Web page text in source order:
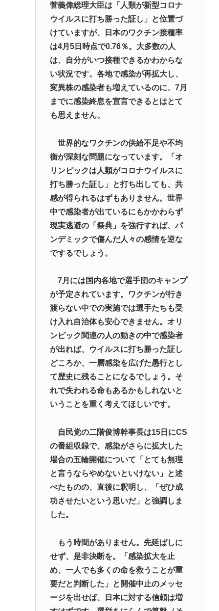
いですwww」←こいつが不人気な理由
「片親の女だけはやめとけ」という風潮、広まりつ
Powered by livedoor 相互RSS
菅義偉総理大臣は「人類が新型コロナ
ウイルスに打ち勝った証し」と位置づ
けていますが、日本のワクチン接種率
は4月5日時点で0.76％。大多数の人
は、自分がいつ接種できるかわからな
い状況です。各地で感染が再拡大し、
変異株の感染者も増えているのに、7月
までに感染終息を宣言できるとはとて
も思えません。
世界的なワクチンの供給不足や不均
衡が深刻な問題になっています。「オ
リンピックは人類がコロナウイルスに
打ち勝った証し」と打ち出しても、共
感が得られるはずもありません。世界
中で感染者が出ているにもかかわらず
現実逃避の「祭典」を強行すれば、パ
ンデミックで傷んだ人々の感情を逆な
でするでしょう。
7月には国内各地で選手団のキャンプ
が予定されています。ワクチンが行き
渡らない中での実施では選手たちも受
け入れ自治体も安心できません。オリ
ンピック関連の人の動きの中で感染者
が出れば、ウイルスに打ち勝った証し
どころか、一層感染を広げた愚行とし
て歴史に残ることになるでしょう。そ
れで失われる命もあるかもしれないと
いうことを重く考えてほしいです。
自民党の二階俊博幹事長は15日にCS
の番組収録で、感染がさらに拡大した
場合の五輪開催について「とても無理
と言うならやめないといけない」と述
べたものの、直後に釈明し、「ぜひ成
功させたいという思いだ」と強調しま
した。
もう時間がありません。先延ばしに
せず、是非決断を。「感染拡大を止
め、一人でも多くの命を救うことが重
要だと判断した」と開催中止のメッセ
ージを出せば、日本に対する信頼は増